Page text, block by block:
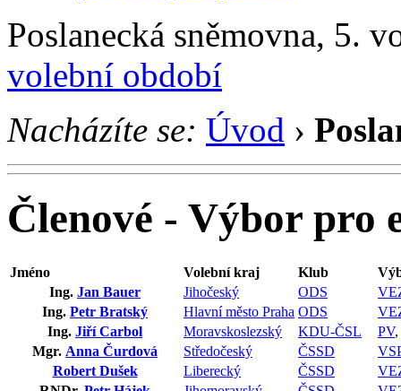
Poslanecká sněmovna, 5.
volební období
Nacházíte se: Úvod ›
Členové - Výbor pro
Jméno Volební kraj Klub
Ing. Jan Bauer Jihočeský ODS
Ing. Petr Bratský Hlavní město Praha ODS
Ing. Jiří Carbol Moravskoslezský KDU-ČSL PV,
Mgr. Anna Čurdová Středočeský ČSSD
Robert Dušek
Liberecký ČSSD